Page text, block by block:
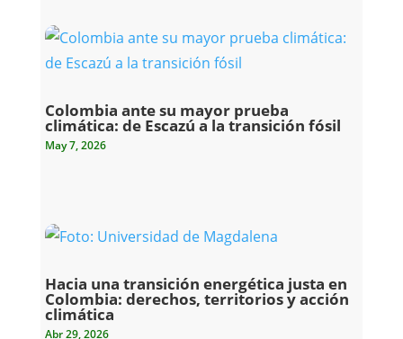
Colombia ante su mayor prueba
climática: de Escazú a la transición fósil
May 7, 2026
Hacia una transición energética justa en
Colombia: derechos, territorios y acción
climática
Abr 29, 2026